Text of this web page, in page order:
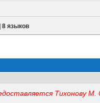
8 языков
Тихонову